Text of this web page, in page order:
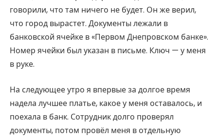
говорили, что там ничего не будет. Он же верил,
что город вырастет. Документы лежали в
банковской ячейке в «Первом Днепровском банке».
Номер ячейки был указан в письме. Ключ — у меня
в руке.
На следующее утро я впервые за долгое время
надела лучшее платье, какое у меня оставалось, и
поехала в банк. Сотрудник долго проверял
документы, потом провёл меня в отдельную